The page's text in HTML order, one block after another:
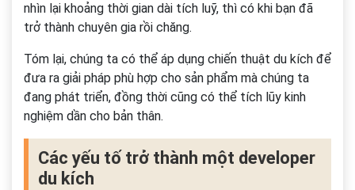
nhìn lại khoảng thời gian dài tích luỹ, thì có khi bạn đã
trở thành chuyên gia rồi chăng.
Tóm lại, chúng ta có thể áp dụng chiến thuật du kích để
đưa ra giải pháp phù hợp cho sản phẩm mà chúng ta
đang phát triển, đồng thời cũng có thể tích lũy kinh
nghiệm dần cho bản thân.
Các yếu tố trở thành một developer
du kích